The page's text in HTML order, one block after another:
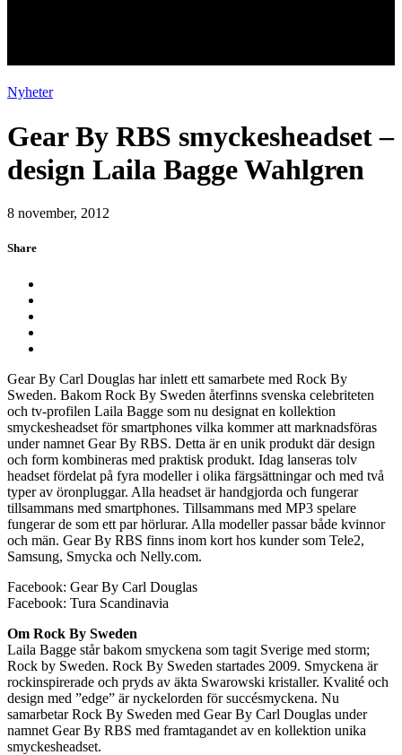
Nyheter
Gear By RBS smyckesheadset –
design Laila Bagge Wahlgren
8 november, 2012
Share
Gear By Carl Douglas har inlett ett samarbete med Rock By
Sweden. Bakom Rock By Sweden återfinns svenska celebriteten
och tv-profilen Laila Bagge som nu designat en kollektion
smyckesheadset för smartphones vilka kommer att marknadsföras
under namnet Gear By RBS. Detta är en unik produkt där design
och form kombineras med praktisk produkt. Idag lanseras tolv
headset fördelat på fyra modeller i olika färgsättningar och med två
typer av öronpluggar. Alla headset är handgjorda och fungerar
tillsammans med smartphones. Tillsammans med MP3 spelare
fungerar de som ett par hörlurar. Alla modeller passar både kvinnor
och män. Gear By RBS finns inom kort hos kunder som Tele2,
Samsung, Smycka och Nelly.com.
Facebook: Gear By Carl Douglas
Facebook: Tura Scandinavia
Om Rock By Sweden
Laila Bagge står bakom smyckena som tagit Sverige med storm;
Rock by Sweden. Rock By Sweden startades 2009. Smyckena är
rockinspirerade och pryds av äkta Swarowski kristaller. Kvalité och
design med ”edge” är nyckelorden för succésmyckena. Nu
samarbetar Rock By Sweden med Gear By Carl Douglas under
namnet Gear By RBS med framtagandet av en kollektion unika
smyckesheadset.